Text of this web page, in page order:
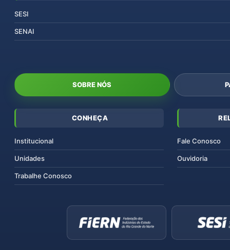
SESI
SENAI
SOBRE NÓS
CONHEÇA
Institucional
Unidades
Trabalhe Conosco
Fale Conosco
Ouvidoria